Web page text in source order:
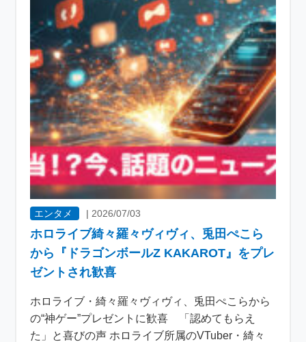
エンタメ | 2026/07/03
ホロライブ綺々羅々ヴィヴィ、兎田ぺこら
から『ドラゴンボールZ KAKAROT』をプレ
ゼントされ歓喜
ホロライブ・綺々羅々ヴィヴィ、兎田ぺこらから
の“神ゲー”プレゼントに歓喜 「認めてもらえ
た」と喜びの声 ホロライブ所属のVTuber・綺々